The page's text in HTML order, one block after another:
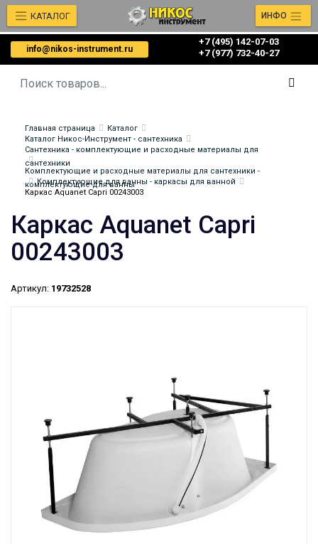
info@nikos-instrument.ru
+7 (495) 142-07-03
‎‎+7 (977) 732-40-27
КАТАЛОГ ИНФО
Главная страница
Каталог
Каталог Никос-Инструмент - сантехника
Сантехника - комплектующие и расходные материалы для
сантехники
Комплектующие и расходные материалы для сантехники -
комплектующие для ванны
Комплектующие для ванны - каркасы для ванной
Каркас Aquanet Capri 00243003
Каркас Aquanet Capri
00243003
Артикул: 19732528